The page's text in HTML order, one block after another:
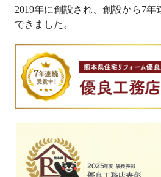
2019年に創設され、創設から7
できました。